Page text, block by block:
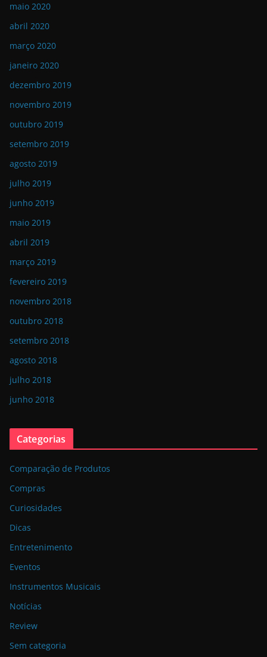
maio 2020
abril 2020
março 2020
janeiro 2020
dezembro 2019
novembro 2019
outubro 2019
setembro 2019
agosto 2019
julho 2019
junho 2019
maio 2019
abril 2019
março 2019
fevereiro 2019
novembro 2018
outubro 2018
setembro 2018
agosto 2018
julho 2018
junho 2018
Categorias
Comparação de Produtos
Compras
Curiosidades
Dicas
Entretenimento
Eventos
Instrumentos Musicais
Notícias
Review
Sem categoria